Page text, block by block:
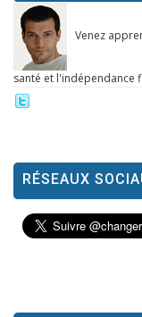
Venez
santé et l'indépendance
RÉSEAUX